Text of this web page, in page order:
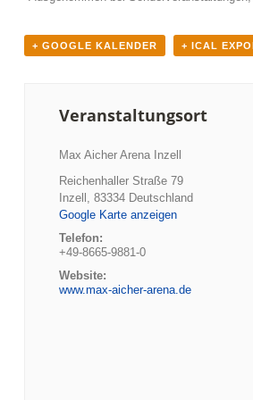
+ GOOGLE KALENDER + ICAL
Veranstaltungsort
Max Aicher Arena Inzell
Reichenhaller Straße 79
Inzell , 83334 Deutschland
Google Karte anzeigen
Telefon:
+49-8665-9881-0
Website:
www.max-aicher-arena.de